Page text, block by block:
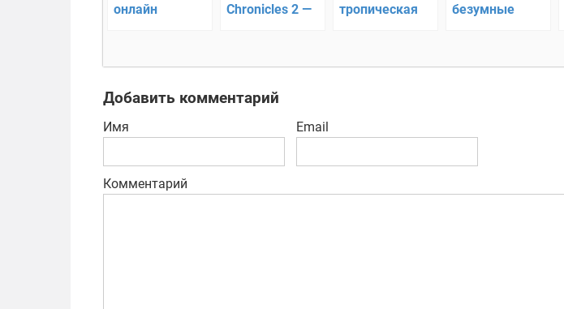
онлайн
Chronicles 2 —
тропическая
безумные
Добавить комментарий
Имя Email
Комментарий